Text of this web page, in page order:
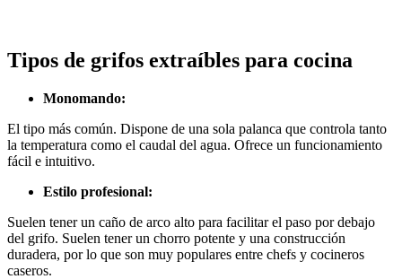
Tipos de grifos extraíbles para cocina
Monomando:
El tipo más común. Dispone de una sola palanca que controla tanto
la temperatura como el caudal del agua. Ofrece un funcionamiento
fácil e intuitivo.
Estilo profesional:
Suelen tener un caño de arco alto para facilitar el paso por debajo
del grifo. Suelen tener un chorro potente y una construcción
duradera, por lo que son muy populares entre chefs y cocineros
caseros.